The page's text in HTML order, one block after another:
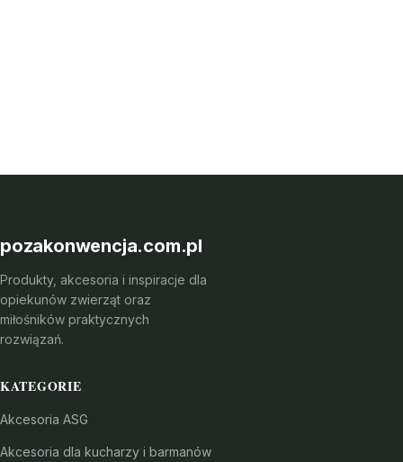
pozakonwencja.com.pl
Produkty, akcesoria i inspiracje dla
opiekunów zwierząt oraz
miłośników praktycznych
rozwiązań.
KATEGORIE
Akcesoria ASG
Akcesoria dla kucharzy i barmanów